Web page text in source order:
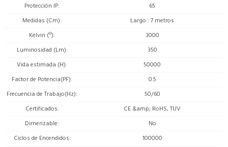
Protección IP
65
Medidas (Cm)
Largo : 7 metros
Kelvin (º)
3000
Luminosidad (Lm)
350
Vida estimada (H)
50000
Factor de Potencia(PF)
0.5
Frecuencia de Trabajo(Hz)
50/60
Certificados
CE &amp; RoHS, TUV
Dimerizable
No
Ciclos de Encendidos
100000